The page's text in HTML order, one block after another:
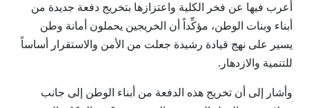
أعرب فيها عن فخر الكلية واعتزازها بتخريج دفعة جديدة من
أبناء وبنات الوطن، مؤكِّداً أن الخريجين يحملون أمانة وطن
يسير على نهج قيادة رشيدة جعلت من الأمن والاستقرار أساساً
للتنمية والازدهار.
وأشار إلى أن تخريج هذه الدفعة من أبناء الوطن إلى جانب